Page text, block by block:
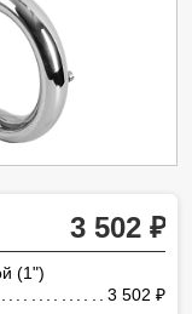
3 502
(1")
3 502